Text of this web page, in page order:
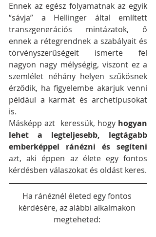
Ennek az egész folyamatnak az egyik
“sávja” a Hellinger által említett
transzgenerációs mintázatok, ő
ennek a rétegrendnek a szabályait és
törvényszerűségeit ismerte fel
nagyon nagy mélységig, viszont ez a
szemlélet néhány helyen szűkösnek
érződik, ha figyelembe akarjuk venni
például a karmát és archetípusokat
is.
Másképp azt  keressük, hogy hogyan
lehet a legteljesebb, legtágabb
azt, aki éppen az élete egy fontos
kérdésben válaszokat és oldást keres.
Ha ránéznél életed egy fontos
kérdésére, az alábbi alkalmakon
megteheted: